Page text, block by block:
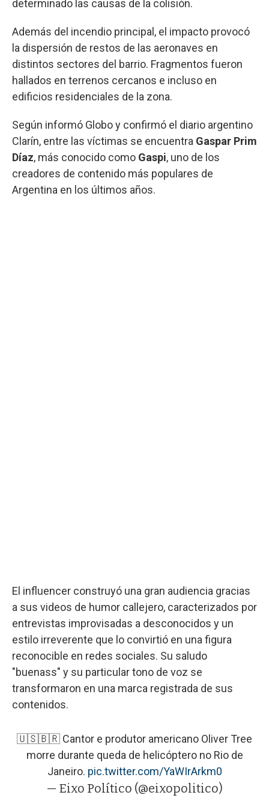
determinado las causas de la colisión.
Además del incendio principal, el impacto provocó
la dispersión de restos de las aeronaves en
distintos sectores del barrio. Fragmentos fueron
hallados en terrenos cercanos e incluso en
edificios residenciales de la zona.
Según informó Globo y confirmó el diario argentino
Clarín, entre las víctimas se encuentra Gaspar Prim
Díaz, más conocido como Gaspi, uno de los
creadores de contenido más populares de
Argentina en los últimos años.
El influencer construyó una gran audiencia gracias
a sus videos de humor callejero, caracterizados por
entrevistas improvisadas a desconocidos y un
estilo irreverente que lo convirtió en una figura
reconocible en redes sociales. Su saludo
"buenass" y su particular tono de voz se
transformaron en una marca registrada de sus
contenidos.
🇺🇸🇧🇷 Cantor e produtor americano Oliver Tree
morre durante queda de helicóptero no Rio de
Janeiro. pic.twitter.com/YaWIrArkm0
— Eixo Político (@eixopolitico)